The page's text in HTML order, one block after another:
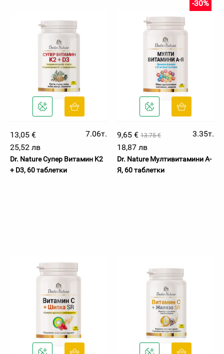
13,05 €
7.06т.
25,52 лв
Dr. Nature Супер Витамин K2
+ D3, 60 таблетки
9,65 € 13.75 €
-30%
3.35т.
18,87 лв
Dr. Nature Мултивитамини А-
Я, 60 таблетки